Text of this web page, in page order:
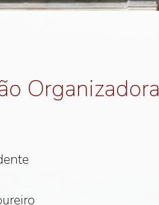
Organizadora